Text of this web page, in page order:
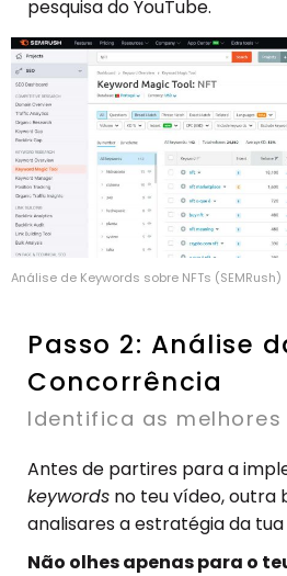
pesquisa do YouTube.
Análise de Keywords sobre NFTs (SEMRush)
Passo 2: Análise
Concorrência
Identifica as
Antes de partires para a
keywords no teu vídeo, outra
analisares a estratégia da
Não olhes apenas para o